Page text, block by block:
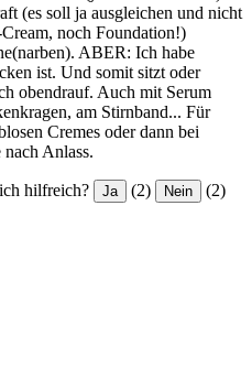
(es soll ja ausgleichen und nicht
noch Foundation!)
ABER: Ich habe
ist. Und somit sitzt oder
obendrauf. Auch mit Serum
am Stirnband... Für
Cremes oder dann bei
Anlass.
hilfreich? Ja (2) Nein (2)